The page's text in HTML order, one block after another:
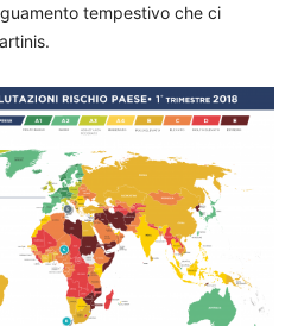
tempestivo che ci